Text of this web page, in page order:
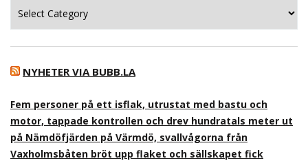
NYHETER VIA BUBB.LA
Fem personer på ett isflak, utrustat med bastu och
motor, tappade kontrollen och drev hundratals meter ut
på Nämdöfjärden på Värmdö, svallvågorna från
Vaxholmsbåten bröt upp flaket och sällskapet fick